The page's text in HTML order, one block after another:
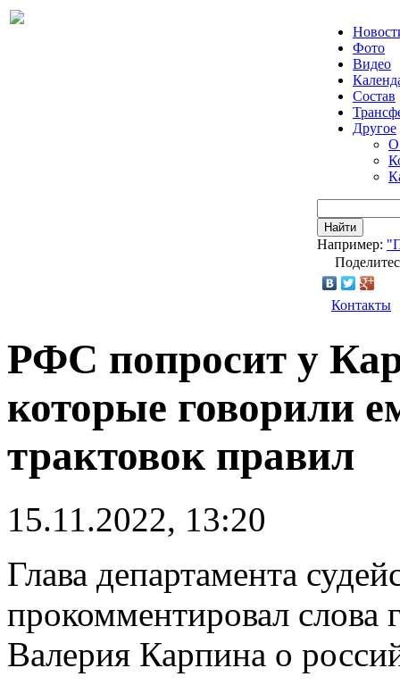
Фото
Видео
Состав
Другое
О
Найти
Например:
Контакты
РФС попросит у
которые говорили
трактовок правил
15.11.2022, 13:20
Глава департамента
прокомментировал слова
Валерия Карпина о